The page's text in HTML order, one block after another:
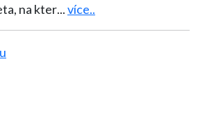
na kter...více..